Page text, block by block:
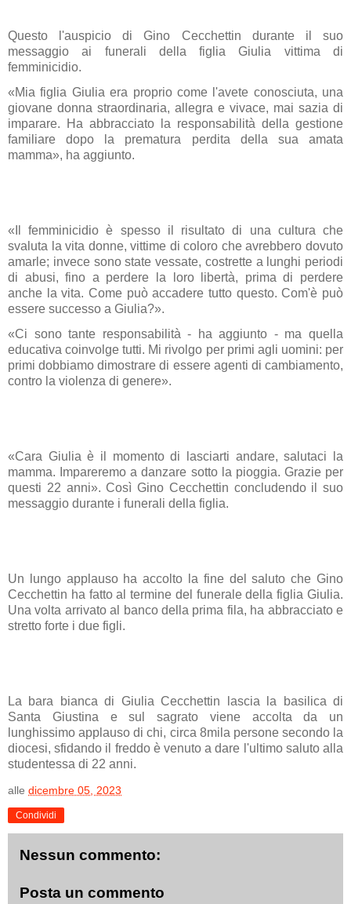
Questo l'auspicio di Gino Cecchettin durante il suo
messaggio ai funerali della figlia Giulia vittima di
femminicidio.
«Mia figlia Giulia era proprio come l'avete conosciuta, una
giovane donna straordinaria, allegra e vivace, mai sazia di
imparare. Ha abbracciato la responsabilità della gestione
familiare dopo la prematura perdita della sua amata
mamma», ha aggiunto.
«Il femminicidio è spesso il risultato di una cultura che
svaluta la vita donne, vittime di coloro che avrebbero dovuto
amarle; invece sono state vessate, costrette a lunghi periodi
di abusi, fino a perdere la loro libertà, prima di perdere
anche la vita. Come può accadere tutto questo. Com'è può
essere successo a Giulia?».
«Ci sono tante responsabilità - ha aggiunto - ma quella
educativa coinvolge tutti. Mi rivolgo per primi agli uomini: per
primi dobbiamo dimostrare di essere agenti di cambiamento,
contro la violenza di genere».
«Cara Giulia è il momento di lasciarti andare, salutaci la
mamma. Impareremo a danzare sotto la pioggia. Grazie per
questi 22 anni». Così Gino Cecchettin concludendo il suo
messaggio durante i funerali della figlia.
Un lungo applauso ha accolto la fine del saluto che Gino
Cecchettin ha fatto al termine del funerale della figlia Giulia.
Una volta arrivato al banco della prima fila, ha abbracciato e
stretto forte i due figli.
La bara bianca di Giulia Cecchettin lascia la basilica di
Santa Giustina e sul sagrato viene accolta da un
lunghissimo applauso di chi, circa 8mila persone secondo la
diocesi, sfidando il freddo è venuto a dare l'ultimo saluto alla
studentessa di 22 anni.
alle dicembre 05, 2023
Condividi
Nessun commento:
Posta un commento